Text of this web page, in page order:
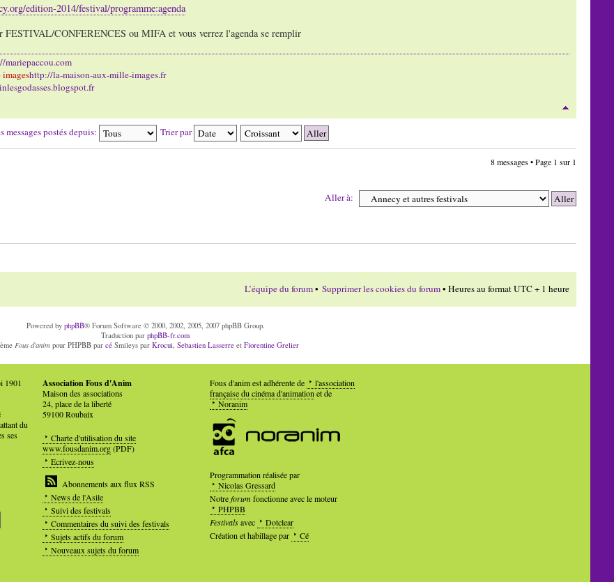
edition-2014/festival/programme:agenda
FESTIVAL/CONFERENCES ou MIFA et vous verrez l'agenda se remplir
mariepaccou.com
http://la-maison-aux-mille-images.fr
messages postés depuis: Trier par
8 messages • Page 1 sur 1
Aller à:
L’équipe du forum• Supprimer les cookies du forum• Heures au format UTC + 1 heure
Powered by phpBB® Forum Software © 2000, 2002, 2005, 2007 phpBB Group.
Traduction parphpBB-fr.com
Fous d'anim pour PHPBB parcé Smileys parKrocui,Sebastien Lasserre etFlorentine Grelier
1901
du
ses
Association Fous d'Anim
Maison des associations
24, place de la liberté
59100 Roubaix
Charte d'utilisation du site
www.fousdanim.org(PDF)
Ecrivez-nous
Abonnements aux flux RSS
News de l'Asile
Suivi des festivals
Commentaires du suivi des festivals
Sujets actifs du forum
Nouveaux sujets du forum
Fous d'anim est adhérente de
l'association
française du cinéma d'animation et de
Noranim
Programmation réalisée par
Nicolas Gressard
Notreforumfonctionne avec le moteur
PHPBB
Festivalsavec
Dotclear
Création et habillage par
Cé